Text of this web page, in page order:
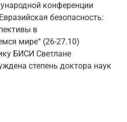
конференции
безопасность:
в
мире“ (26-27.10)
БИСИ Светлане
степень доктора наук